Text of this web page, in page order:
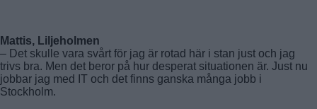
Mattis, Liljeholmen
– Det skulle vara svårt för jag är rotad här i stan just och jag
trivs bra. Men det beror på hur desperat situationen är. Just nu
jobbar jag med IT och det finns ganska många jobb i
Stockholm.